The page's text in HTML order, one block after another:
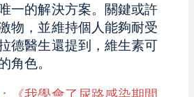
一的解決方案。關鍵或許
物，並維持個人能夠耐受
德醫生還提到，維生素可
角色。